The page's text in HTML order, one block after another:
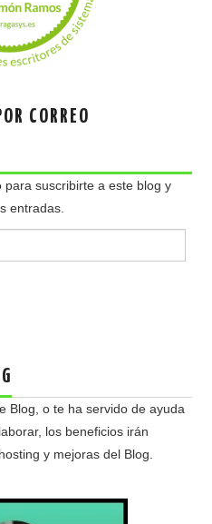
CORREO
suscribirte a este blog y
entradas.
Blog, o te ha servido de ayuda
los beneficios irán
y mejoras del Blog.